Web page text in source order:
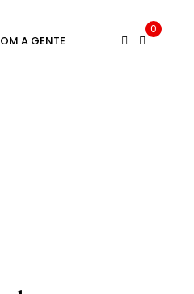
A GENTE
0